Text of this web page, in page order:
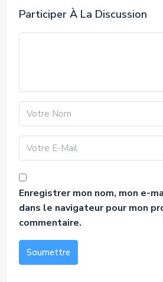
Participer À La Discussion
Enregistrer mon nom, mon e-
dans le navigateur pour mon
commentaire.
Soumettre